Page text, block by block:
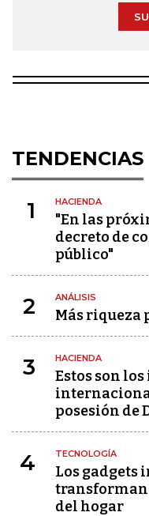
TENDENCIAS
1 HACIENDA
"En las
decreto de
público"
2 ANÁLISIS
Más riqueza
3 HACIENDA
Estos son
posesión de
4 TECNOLOGÍA
Los gadgets
del hogar